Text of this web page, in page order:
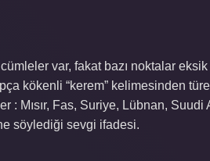
var, fakat bazı noktalar
kökenli “kerem” kelimesinden
: Mısır, Fas, Suriye, Lübnan,
söylediği sevgi ifadesi.